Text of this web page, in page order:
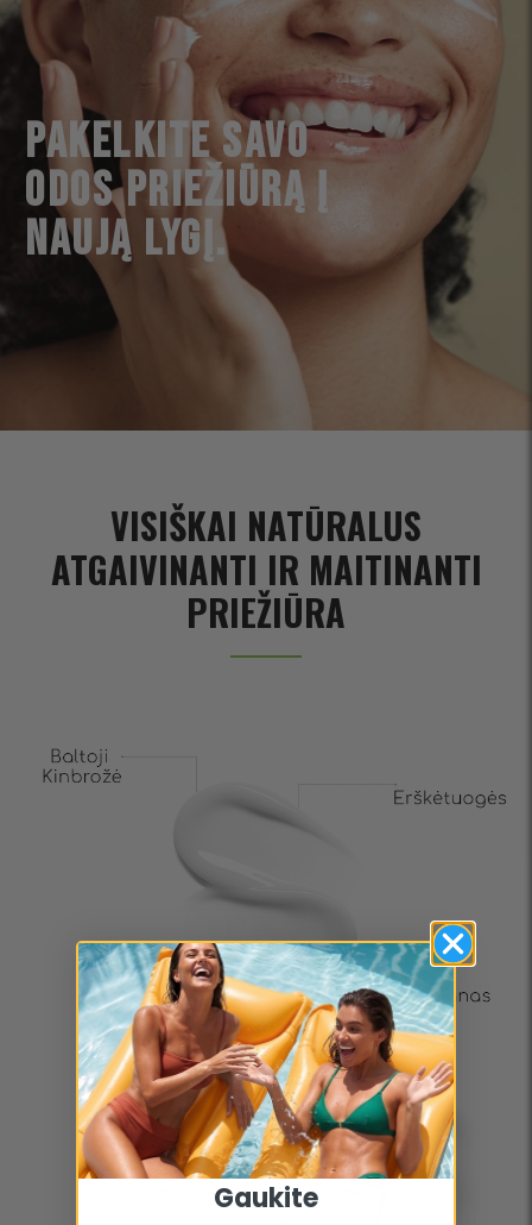
PAKELKITE SAVO
ODOS PRIEŽIŪRĄ Į
NAUJĄ LYGĮ.
VISIŠKAI NATŪRALUS
ATGAIVINANTI IR MAITINANTI
PRIEŽIŪRA
Gaukite